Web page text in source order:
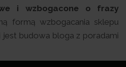
i wzbogacone o frazy
formą wzbogacania sklepu
budowa bloga z poradami